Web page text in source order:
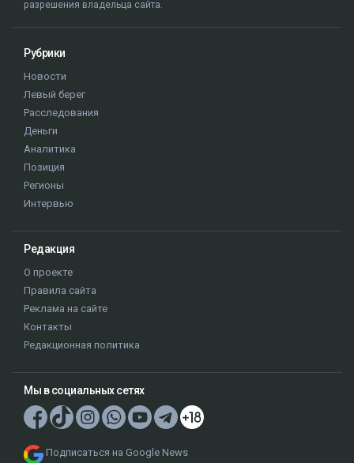
разрешения владельца сайта.
Рубрики
Новости
Левый берег
Расследования
Деньги
Аналитика
Позиция
Регионы
Интервью
Редакция
О проекте
Правила сайта
Реклама на сайте
Контакты
Редакционная политика
Мы в социальных сетях
Подписаться на Google News